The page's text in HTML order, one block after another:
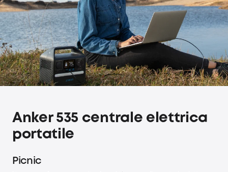
Anker 535 centrale elettrica
portatile
Picnic